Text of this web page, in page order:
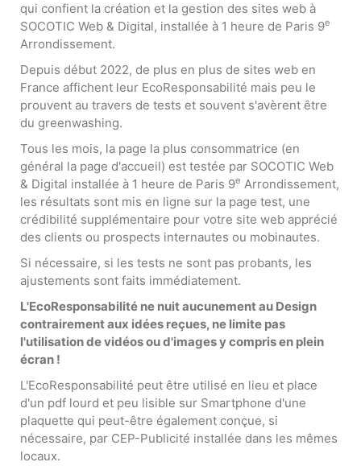
qui confient la création et la gestion des sites web à
SOCOTIC Web & Digital, installée à 1 heure de Paris 9e
Arrondissement.
Depuis début 2022, de plus en plus de sites web en
France affichent leur EcoResponsabilité mais peu le
prouvent au travers de tests et souvent s'avèrent être
du greenwashing.
Tous les mois, la page la plus consommatrice (en
général la page d'accueil) est testée par SOCOTIC Web
& Digital installée à 1 heure de Paris 9e Arrondissement,
les résultats sont mis en ligne sur la page test, une
crédibilité supplémentaire pour votre site web apprécié
des clients ou prospects internautes ou mobinautes.
Si nécessaire, si les tests ne sont pas probants, les
ajustements sont faits immédiatement.
L'EcoResponsabilité ne nuit aucunement au Design
contrairement aux idées reçues, ne limite pas
l'utilisation de vidéos ou d'images y compris en plein
écran !
L'EcoResponsabilité peut être utilisé en lieu et place
d'un pdf lourd et peu lisible sur Smartphone d'une
plaquette qui peut-être également conçue, si
nécessaire, par CEP-Publicité installée dans les mêmes
locaux.